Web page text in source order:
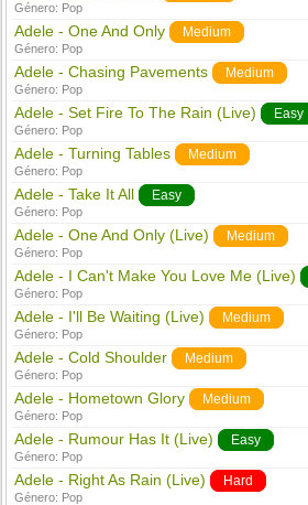
Género: Pop
Adele - One And Only Medium
Género: Pop
Adele - Chasing Pavements Medium
Género: Pop
Adele - Set Fire To The Rain (Live) Easy
Género: Pop
Adele - Turning Tables Medium
Género: Pop
Adele - Take It All Easy
Género: Pop
Adele - One And Only (Live) Medium
Género: Pop
Adele - I Can't Make You Love Me (Live)
Género: Pop
Adele - I'll Be Waiting (Live) Medium
Género: Pop
Adele - Cold Shoulder Medium
Género: Pop
Adele - Hometown Glory Medium
Género: Pop
Adele - Rumour Has It (Live) Easy
Género: Pop
Adele - Right As Rain (Live) Hard
Género: Pop